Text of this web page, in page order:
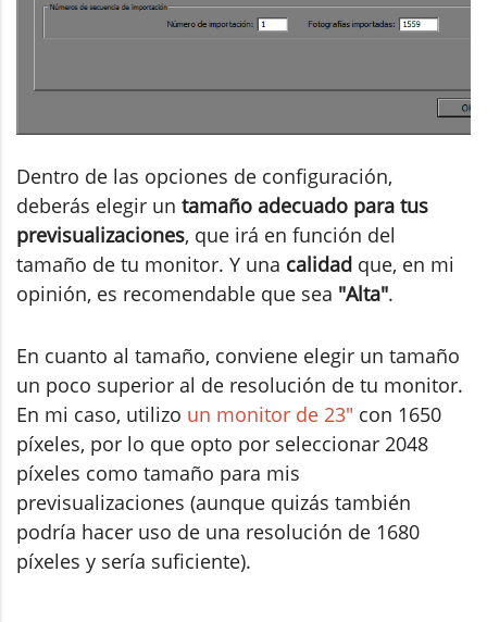
Dentro de las opciones de configuración,
deberás elegir un tamaño adecuado para tus
previsualizaciones, que irá en función del
tamaño de tu monitor. Y una calidad que, en mi
opinión, es recomendable que sea "Alta".
En cuanto al tamaño, conviene elegir un tamaño
un poco superior al de resolución de tu monitor.
En mi caso, utilizo un monitor de 23" con 1650
píxeles, por lo que opto por seleccionar 2048
píxeles como tamaño para mis
previsualizaciones (aunque quizás también
podría hacer uso de una resolución de 1680
píxeles y sería suficiente).